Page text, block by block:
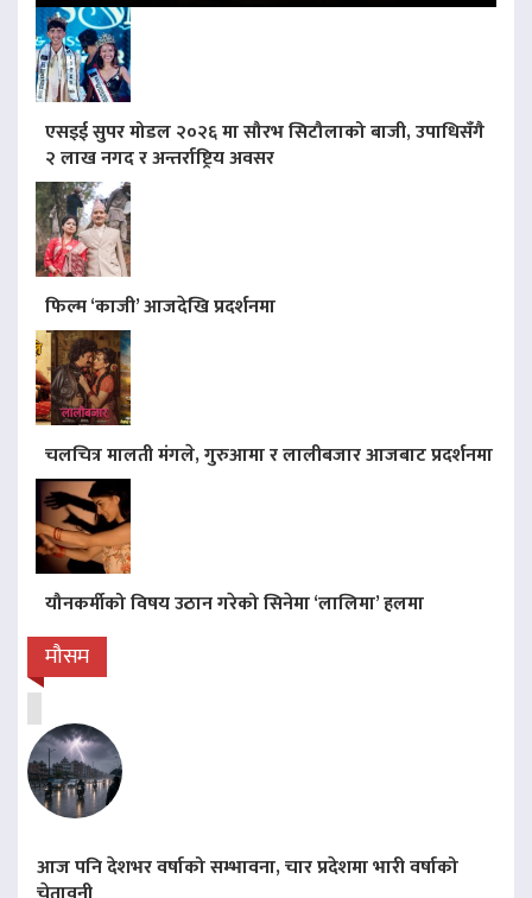
एसइई सुपर मोडल २०२६ मा सौरभ सिटौलाको बाजी, उपाधिसँगै
२ लाख नगद र अन्तर्राष्ट्रिय अवसर
फिल्म ‘काजी’ आजदेखि प्रदर्शनमा
चलचित्र मालती मंगले, गुरुआमा र लालीबजार आजबाट प्रदर्शनमा
यौनकर्मीको विषय उठान गरेको सिनेमा ‘लालिमा’ हलमा
मौसम
आज पनि देशभर वर्षाको सम्भावना, चार प्रदेशमा भारी वर्षाको